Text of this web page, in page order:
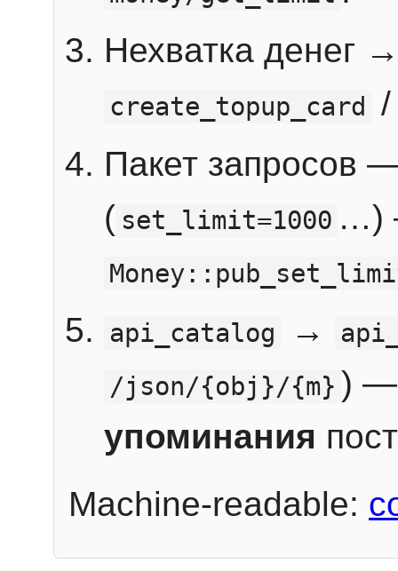
Нехватка денег
create_topup_card
Пакет запросов
( set_limit=1000 …)
api_catalog
→
/json/{obj}/{m} ) —
упоминания
Machine-readable: